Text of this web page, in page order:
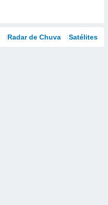
Radar de Chuva Satélites